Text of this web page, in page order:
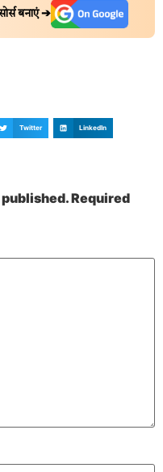
बनाएं ➔
Twitter LinkedIn
Required